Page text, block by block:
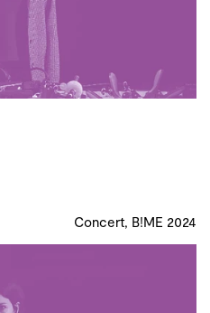
Concert, B!ME 2024